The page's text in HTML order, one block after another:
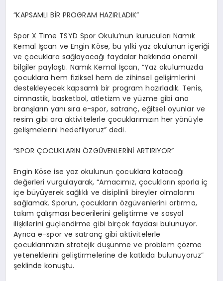
“KAPSAMLI BİR PROGRAM HAZIRLADIK”
Spor X Time TSYD Spor Okulu’nun kurucuları Namık
Kemal İşcan ve Engin Köse, bu yılki yaz okulunun içeriği
ve çocuklara sağlayacağı faydalar hakkında önemli
bilgiler paylaştı. Namık Kemal İşcan, “Yaz okulumuzda
çocuklara hem fiziksel hem de zihinsel gelişimlerini
destekleyecek kapsamlı bir program hazırladık. Tenis,
cimnastik, basketbol, atletizm ve yüzme gibi ana
branşların yanı sıra e-spor, satranç, eğitsel oyunlar ve
resim gibi ara aktivitelerle çocuklarımızın her yönüyle
gelişmelerini hedefliyoruz” dedi.
“SPOR ÇOCUKLARIN ÖZGÜVENLERİNİ ARTIRIYOR”
Engin Köse ise yaz okulunun çocuklara katacağı
değerleri vurgulayarak, “Amacımız, çocukların sporla iç
içe büyüyerek sağlıklı ve disiplinli bireyler olmalarını
sağlamak. Sporun, çocukların özgüvenlerini artırma,
takım çalışması becerilerini geliştirme ve sosyal
ilişkilerini güçlendirme gibi birçok faydası bulunuyor.
Ayrıca e-spor ve satranç gibi aktivitelerle
çocuklarımızın stratejik düşünme ve problem çözme
yeteneklerini geliştirmelerine de katkıda bulunuyoruz”
şeklinde konuştu.